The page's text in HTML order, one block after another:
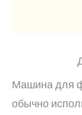
Машина для
обычно